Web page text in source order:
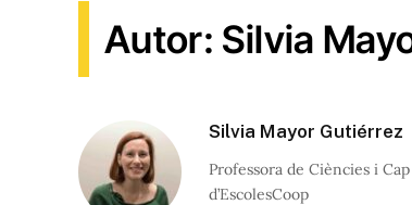
Autor: Silvia
Silvia Mayor Gutiérrez
Professora de Ciències i
d’EscolesCoop